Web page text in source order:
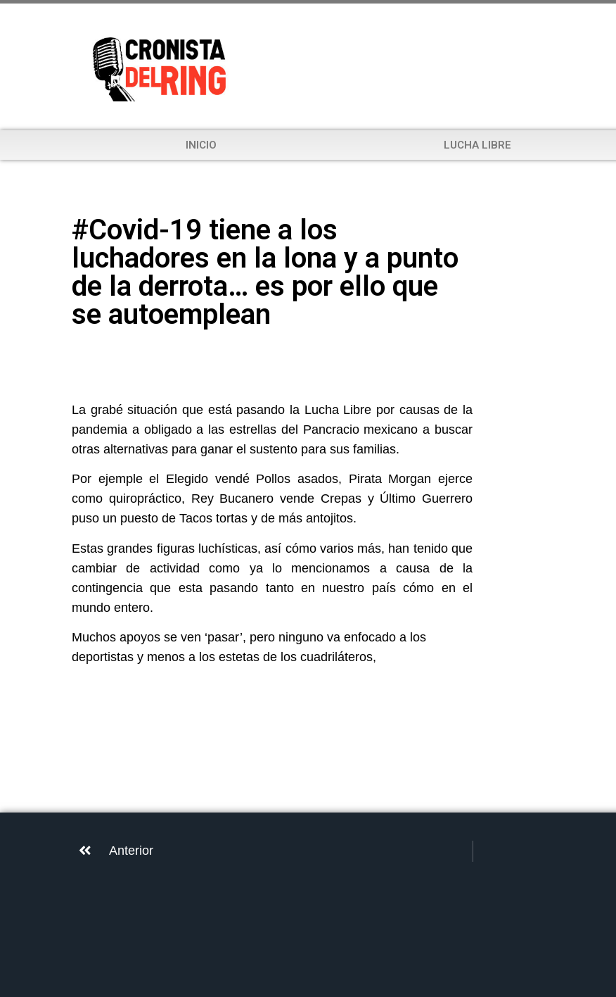
INICIO LUCHA LIBRE
#Covid-19 tiene a los
luchadores en la lona y a punto
de la derrota… es por ello que
se autoemplean
La grabé situación que está pasando la Lucha Libre por causas de la
pandemia a obligado a las estrellas del Pancracio mexicano a buscar
otras alternativas para ganar el sustento para sus familias.
Por ejemple el Elegido vendé Pollos asados, Pirata Morgan ejerce
como quiropráctico, Rey Bucanero vende Crepas y Último Guerrero
puso un puesto de Tacos tortas y de más antojitos.
Estas grandes figuras luchísticas, así cómo varios más, han tenido que
cambiar de actividad como ya lo mencionamos a causa de la
contingencia que esta pasando tanto en nuestro país cómo en el
mundo entero.
Muchos apoyos se ven ‘pasar’, pero ninguno va enfocado a los
deportistas y menos a los estetas de los cuadriláteros,
Anterior